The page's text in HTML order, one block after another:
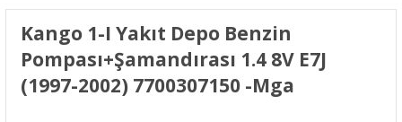
Kango 1-I Yakıt Depo Benzin
Pompası+Şamandırası 1.4 8V E7J
(1997-2002) 7700307150 -Mga